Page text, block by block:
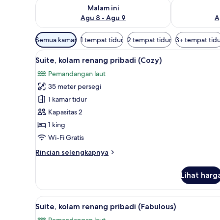
Malam ini
Agu 8 - Agu 9
Filter
tersedia
untuk
kamar
Semua kamar 1 tempat tidur 2 tempat tidur 3+ tempat
Lihat
semua
foto
untuk
Suite,
kolam
renang
pribadi
Suite, kolam renang pribadi
7
Suite, kolam renang pribadi (Cozy)
Pemandangan laut
35 meter persegi
1 kamar tidur
Kapasitas 2
1 king
Wi-Fi Gratis
Rincian selengkapnya
Rincian
Suite,
kolam
renang
Lihat
Lihat
semua
Suite, kolam renang pribadi
13
Suite, kolam renang pribadi (Fabulous)